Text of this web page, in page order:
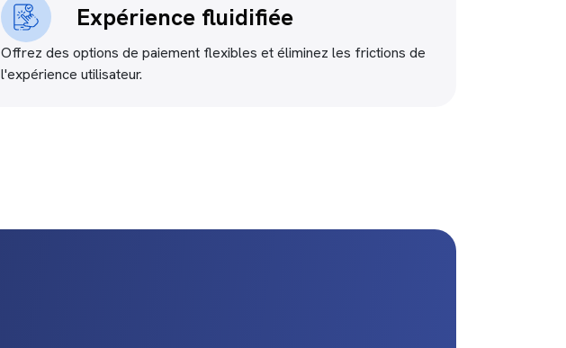
Expérience fluidifiée
Offrez des options de paiement flexibles et éliminez les frictions de
l'expérience utilisateur.